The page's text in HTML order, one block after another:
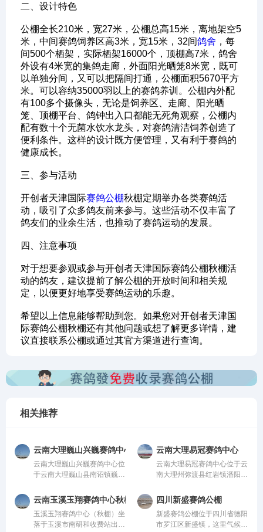
‌二、设计特色‌
公棚全长210米，宽27米，公棚总高15米，离地架空5
米，中间赛鸽饲养区高3米，宽15米，32间鸽舍 ，每
间500个栖架，实际栖架16000个，顶棚高7米，鸽舍
外设有4米宽的集鸽走廊，外面阳光晒笼8米宽，既可
以单独分间，又可以把隔间打通，公棚面积5670平方
米。可以容纳35000羽以上的赛鸽养训。公棚内外配
有100多个摄像头，无论是饲养区、走廊、阳光晒
笼、顶棚平台、鸽钟出入口都能无死角观察，公棚内
配有数十个无菌水饮水龙头，对赛鸽清洁饲养创造了
便利条件。这样的设计既方便管理，又有利于赛鸽的
健康成长。
‌三、参与活动‌
开创者天津国际赛鸽公棚秋棚定期举办各类赛鸽活
动，吸引了众多鸽友前来参与。这些活动不仅丰富了
鸽友们的业余生活，也推动了赛鸽运动的发展。
‌四、注意事项‌
对于想要参观或参与开创者天津国际赛鸽公棚秋棚活
动的鸽友，建议提前了解公棚的开放时间和相关规
定，以便更好地享受赛鸽运动的乐趣。
希望以上信息能够帮助到您。如果您对开创者天津国
际赛鸽公棚秋棚还有其他问题或想了解更多详情，建
议直接联系公棚或通过其官方渠道进行查询。
相关推荐
云南大理巍山兴巍赛鸽中心
云南大理巍山兴巍赛鸽中心位
于云南大理巍山县南诏镇巍山
鸽协会监管。该公棚以国际、
国内先进、科学合理的设计方
案进行建设，采用一体化钢架
结构，公棚长200米，宽28
云南大理易冠赛鸽中心
云南大理易冠赛鸽中心位于云
南大理州弥渡县红岩镇潘阳
公棚以国际、国内先进、科学
合理的设计方案进行建设，采
用一体化钢架结构，公棚长
200米，宽28米，高15米，可
云南玉溪玉翔赛鸽中心秋棚
玉溪玉翔赛鸽中心（秋棚）坐
落于玉溪市南研和收费站出口
四川新盛赛鸽公棚
新盛赛鸽公棚位于四川省德阳
市罗江区新盛镇，这里气候温